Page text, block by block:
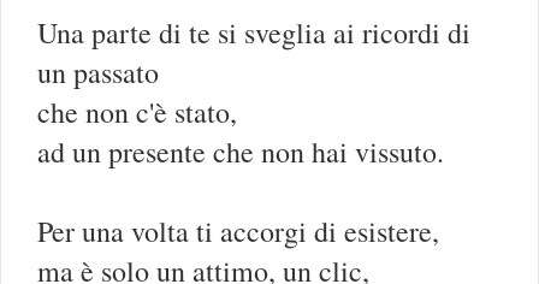
Una parte di te si sveglia ai ricordi di
un passato
che non c'è stato,
ad un presente che non hai vissuto.
Per una volta ti accorgi di esistere,
ma è solo un attimo, un clic,